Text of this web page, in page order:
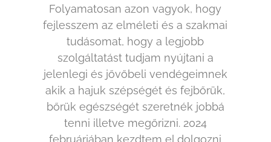
Folyamatosan azon vagyok, hogy
fejlesszem az elméleti és a szakmai
tudásomat, hogy a legjobb
szolgáltatást tudjam nyújtani a
jelenlegi és jővőbeli vendégeimnek
akik a hajuk szépségét és fejbőrük,
bőrük egészségét szeretnék jobbá
tenni illetve megőrizni. 2024
februárjában kezdtem el dolgozni